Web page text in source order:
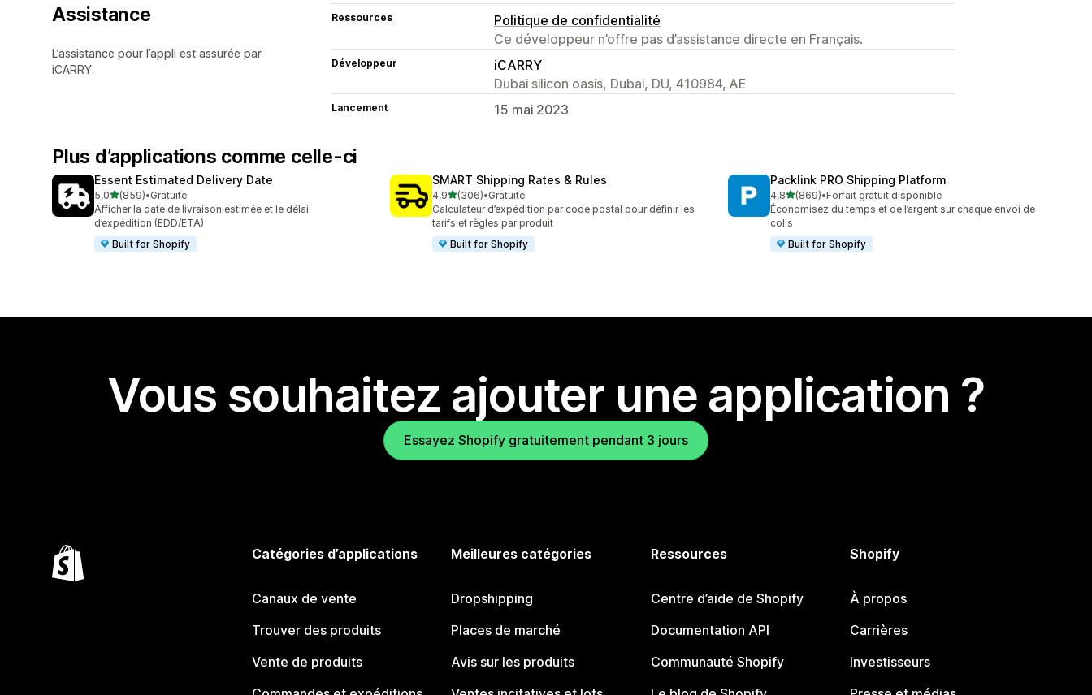
Assistance
L’assistance pour l’appli est assurée par
iCARRY.
Ressources
Politique de confidentialité
Ce développeur n’offre pas d’assistance directe en Français.
Développeur
iCARRY
Dubai silicon oasis, Dubai, DU, 410984, AE
Lancement 15 mai 2023
Plus d’applications comme celle-ci
Essent Estimated Delivery Date
5,0étoile(s) sur 5
(859)
859 avis au total
•Gratuite
Afficher la date de livraison estimée et le délai
d’expédition (EDD/ETA)
Built for Shopify
SMART Shipping Rates & Rules
4,9étoile(s) sur 5
(306)
306 avis au total
•Gratuite
Calculateur d’expédition par code postal pour définir les
tarifs et règles par produit
Built for Shopify
Packlink PRO Shipping Platform
4,8étoile(s) sur 5
(869)
869 avis au total
•Forfait gratuit disponible
Économisez du temps et de l’argent sur chaque envoi de
colis
Built for Shopify
Vous souhaitez ajouter une application ?
Essayez Shopify gratuitement pendant 3 jours
Catégories d’applications
Canaux de vente
Trouver des produits
Vente de produits
Meilleures catégories
Dropshipping
Places de marché
Avis sur les produits
Ressources
Centre d’aide de Shopify
Documentation API
Communauté Shopify
Shopify
À propos
Carrières
Investisseurs